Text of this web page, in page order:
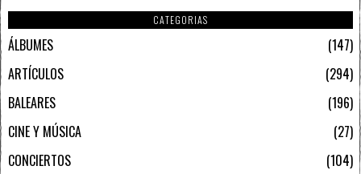
CATEGORIAS
ÁLBUMES
147
ARTÍCULOS
294
BALEARES
196
CINE Y MÚSICA
27
CONCIERTOS
104